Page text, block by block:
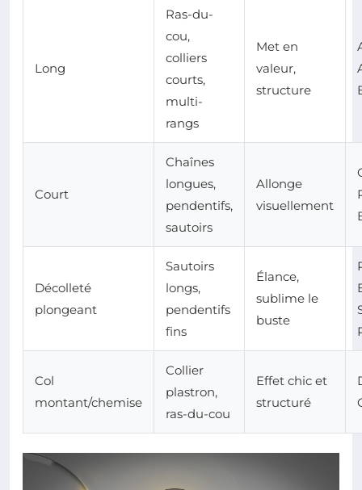
Long
Ras-du-
cou,
colliers
courts,
multi-
rangs
Met en
valeur,
structure
Court
Chaînes
longues,
pendentifs,
sautoirs
Allonge
visuellement
Décolleté
plongeant
Sautoirs
longs,
pendentifs
fins
Élance,
sublime le
buste
Col
montant/chemise
Collier
plastron,
ras-du-cou
Effet chic et
structuré